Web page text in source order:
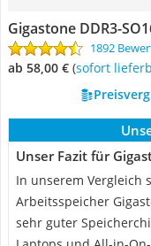
Gigastone DDR3-
1892
ab 58,00 € ( Sofort
Unser Fazit für
In unserem Vergleich
Arbeitsspeicher
sehr guter